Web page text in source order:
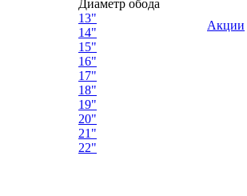
Диаметр обода
13"
14"
15"
16"
17"
18"
19"
20"
21"
22"
Акции